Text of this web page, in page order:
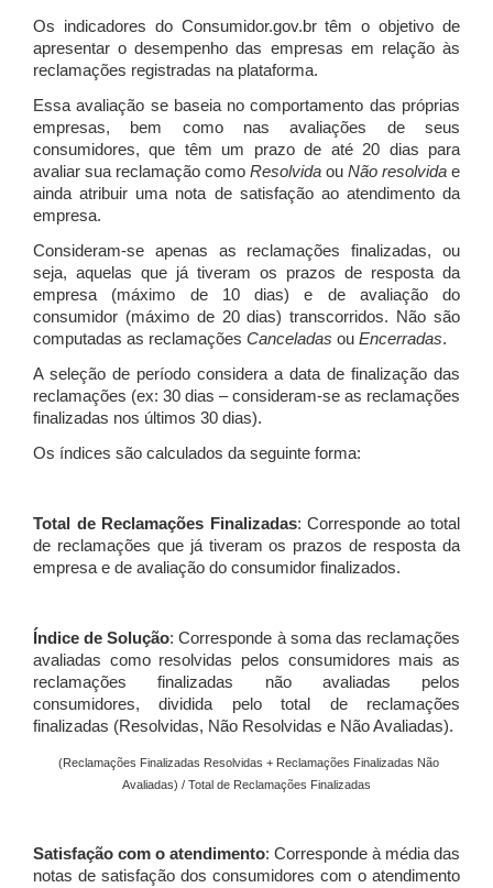
Os indicadores do Consumidor.gov.br têm o objetivo de
apresentar o desempenho das empresas em relação às
reclamações registradas na plataforma.
Essa avaliação se baseia no comportamento das próprias
empresas, bem como nas avaliações de seus
consumidores, que têm um prazo de até 20 dias para
avaliar sua reclamação como Resolvida ou Não resolvida e
ainda atribuir uma nota de satisfação ao atendimento da
empresa.
Consideram-se apenas as reclamações finalizadas, ou
seja, aquelas que já tiveram os prazos de resposta da
empresa (máximo de 10 dias) e de avaliação do
consumidor (máximo de 20 dias) transcorridos. Não são
computadas as reclamações Canceladas ou Encerradas.
A seleção de período considera a data de finalização das
reclamações (ex: 30 dias – consideram-se as reclamações
finalizadas nos últimos 30 dias).
Os índices são calculados da seguinte forma:
Total de Reclamações Finalizadas: Corresponde ao total
de reclamações que já tiveram os prazos de resposta da
empresa e de avaliação do consumidor finalizados.
Índice de Solução: Corresponde à soma das reclamações
avaliadas como resolvidas pelos consumidores mais as
reclamações finalizadas não avaliadas pelos
consumidores, dividida pelo total de reclamações
finalizadas (Resolvidas, Não Resolvidas e Não Avaliadas).
(Reclamações Finalizadas Resolvidas + Reclamações Finalizadas Não
Avaliadas) / Total de Reclamações Finalizadas
Satisfação com o atendimento: Corresponde à média das
notas de satisfação dos consumidores com o atendimento